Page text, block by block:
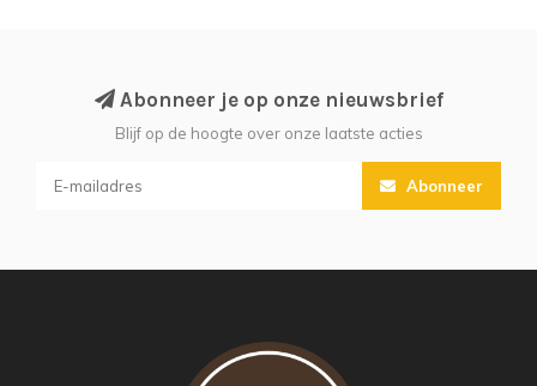
Abonneer je op onze nieuwsbrief
Blijf op de hoogte over onze laatste acties
Abonneer